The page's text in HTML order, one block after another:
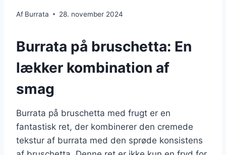
Af Burrata 28. november 2024
Burrata på bruschetta: En
lækker kombination af
smag
Burrata på bruschetta med frugt er en
fantastisk ret, der kombinerer den cremede
tekstur af burrata med den sprøde konsistens